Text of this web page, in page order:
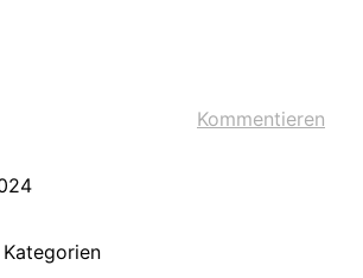
Kommentieren
Kategorien